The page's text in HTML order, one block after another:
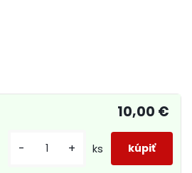
10,00 €
- + ks